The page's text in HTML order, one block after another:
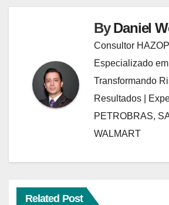
ByDaniel
Consultor HAZOP
Especializado
Transformando
Resultados |
PETROBRAS,
WALMART
Related Post